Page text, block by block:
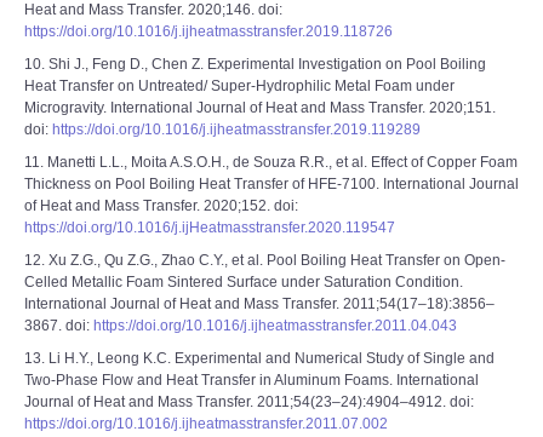
Heat and Mass Transfer. 2020;146. doi:
https://doi.org/10.1016/j.ijheatmasstransfer.2019.118726
10. Shi J., Feng D., Chen Z. Experimental Investigation on Pool Boiling
Heat Transfer on Untreated/ Super-Hydrophilic Metal Foam under
Microgravity. International Journal of Heat and Mass Transfer. 2020;151.
doi: https://doi.org/10.1016/j.ijheatmasstransfer.2019.119289
11. Manetti L.L., Moita A.S.O.H., de Souza R.R., et al. Effect of Copper Foam
Thickness on Pool Boiling Heat Transfer of HFE-7100. International Journal
of Heat and Mass Transfer. 2020;152. doi:
https://doi.org/10.1016/j.ijHeatmasstransfer.2020.119547
12. Xu Z.G., Qu Z.G., Zhao C.Y., et al. Pool Boiling Heat Transfer on Open-
Celled Metallic Foam Sintered Surface under Saturation Condition.
International Journal of Heat and Mass Transfer. 2011;54(17–18):3856–
3867. doi: https://doi.org/10.1016/j.ijheatmasstransfer.2011.04.043
13. Li H.Y., Leong K.C. Experimental and Numerical Study of Single and
Two-Phase Flow and Heat Transfer in Aluminum Foams. International
Journal of Heat and Mass Transfer. 2011;54(23–24):4904–4912. doi:
https://doi.org/10.1016/j.ijheatmasstransfer.2011.07.002